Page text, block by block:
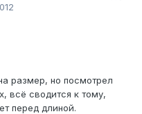
размер, но посмотрел
всё сводится к тому,
перед длиной.